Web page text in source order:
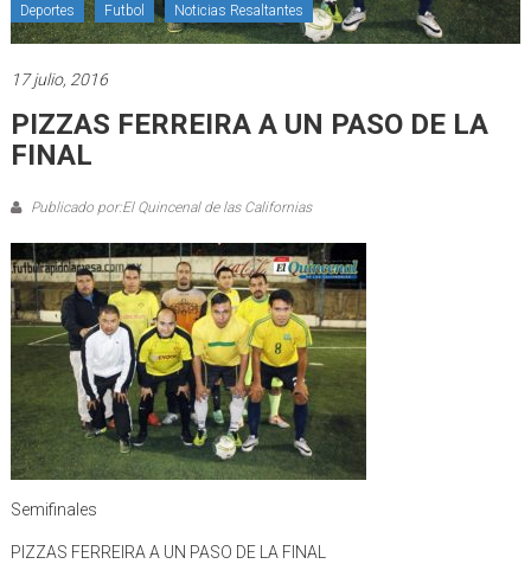
Deportes Futbol Noticias Resaltantes
17 julio, 2016
PIZZAS FERREIRA A UN PASO DE LA
FINAL
Publicado por:El Quincenal de las Californias
Semifinales
PIZZAS FERREIRA A UN PASO DE LA FINAL